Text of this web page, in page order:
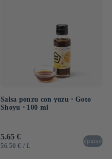
Salsa ponzu con yuzu ⋅ Goto
Shoyu ⋅ 100 ml
Precio
habitual
5.65 €
PRECIO
56.50 € / POR
L
épuisé